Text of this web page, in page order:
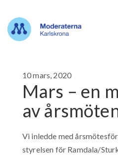
10 mars, 2020
Mars – en
av
Vi inledde med
styrelsen för Ramdala/